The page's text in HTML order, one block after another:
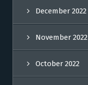
December 2022
November 2022
October 2022